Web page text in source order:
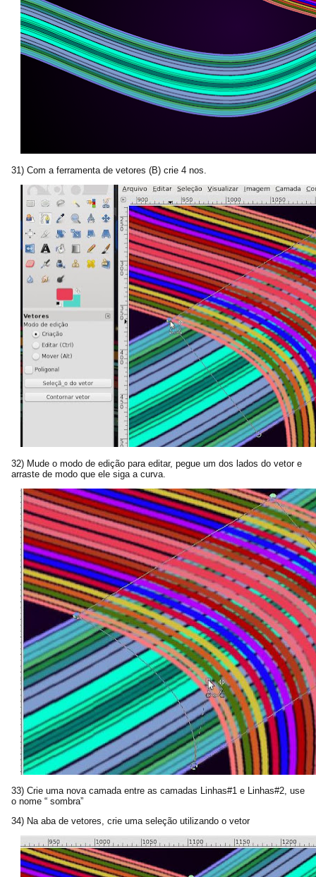
31) Com a ferramenta de vetores (B) crie 4 nos.
32) Mude o modo de edição para editar, pegue um dos lados do vetor e
arraste de modo que ele siga a curva.
33) Crie uma nova camada entre as camadas Linhas#1 e Linhas#2, use
o nome “ sombra”
34) Na aba de vetores, crie uma seleção utilizando o vetor